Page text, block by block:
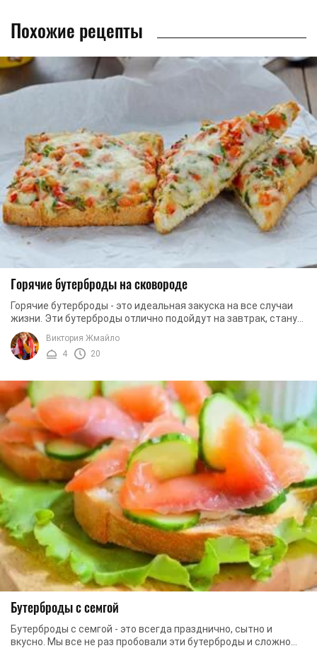
Похожие рецепты
Горячие бутерброды на сковороде
Горячие бутерброды - это идеальная закуска на все случаи
жизни. Эти бутерброды отлично подойдут на завтрак, станут
прекрасным дополнением к ужину и ...
Виктория Жмайло
4
20
Бутерброды с семгой
Бутерброды с семгой - это всегда празднично, сытно и
вкусно. Мы все не раз пробовали эти бутерброды и сложно